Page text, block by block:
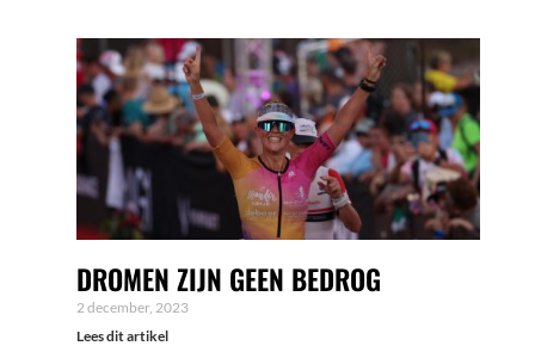
DROMEN ZIJN GEEN BEDROG
2 december, 2023
Lees dit artikel